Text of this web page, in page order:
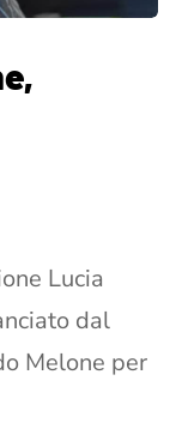
Lucia
dal
Melone per